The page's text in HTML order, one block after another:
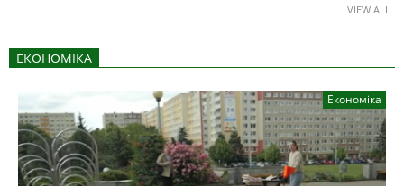
VIEW ALL
ЕКОНОМІКА
Економіка